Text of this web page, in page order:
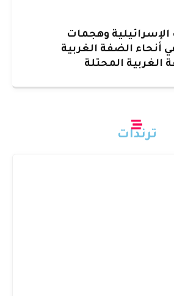
الإسرائيلية وهجمات
أنحاء الضفة الغربية
الغربية المحتلة
ترندات